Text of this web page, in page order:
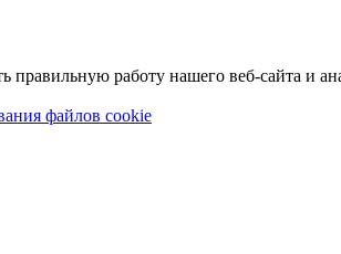
работу нашего веб-сайта и
файлов cookie